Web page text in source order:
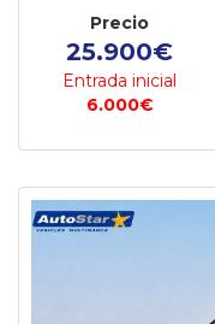
Precio
25.900€
Entrada inicial
6.000€